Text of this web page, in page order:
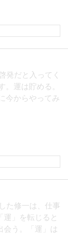
発だと入ってく
。運は貯める。
今からやってみ
た修一は、仕事
運」を転じると
会う。「運」は